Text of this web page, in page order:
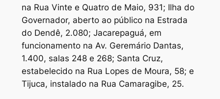
na Rua Vinte e Quatro de Maio, 931; Ilha do
Governador, aberto ao público na Estrada
do Dendê, 2.080; Jacarepaguá, em
funcionamento na Av. Geremário Dantas,
1.400, salas 248 e 268; Santa Cruz,
estabelecido na Rua Lopes de Moura, 58; e
Tijuca, instalado na Rua Camaragibe, 25.